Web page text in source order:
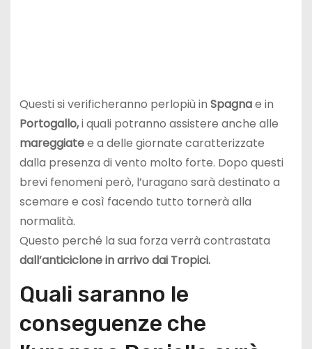
Questi si verificheranno perlopiù in Spagnae in
Portogallo,i quali potranno assistere anche alle
mareggiatee a delle giornate caratterizzate
dalla presenza di vento molto forte. Dopo questi
brevi fenomeni però, l’uragano sarà destinato a
scemare e così facendo tutto tornerà alla
normalità.
Questo perché la sua forza verrà contrastata
dall’anticiclone in arrivo dai Tropici.
Quali saranno le
conseguenze che